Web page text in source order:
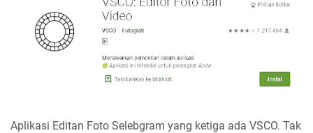
Aplikasi Editan Foto Selebgram yang ketiga ada VSCO. Tak